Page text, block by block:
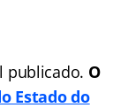
publicado. O
Estado do